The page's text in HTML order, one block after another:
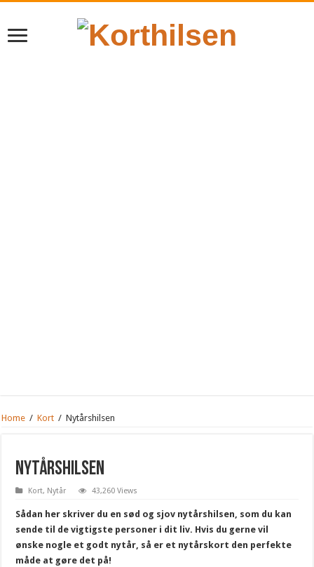
Home / Kort / Nytårshilsen
Nytårshilsen
Kort, Nytår 43,260 Views
Sådan her skriver du en sød og sjov nytårshilsen, som du kan
sende til de vigtigste personer i dit liv. Hvis du gerne vil
ønske nogle et godt nytår, så er et nytårskort den perfekte
måde at gøre det på!